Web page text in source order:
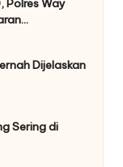
Polres Way
Dijelaskan
Sering di